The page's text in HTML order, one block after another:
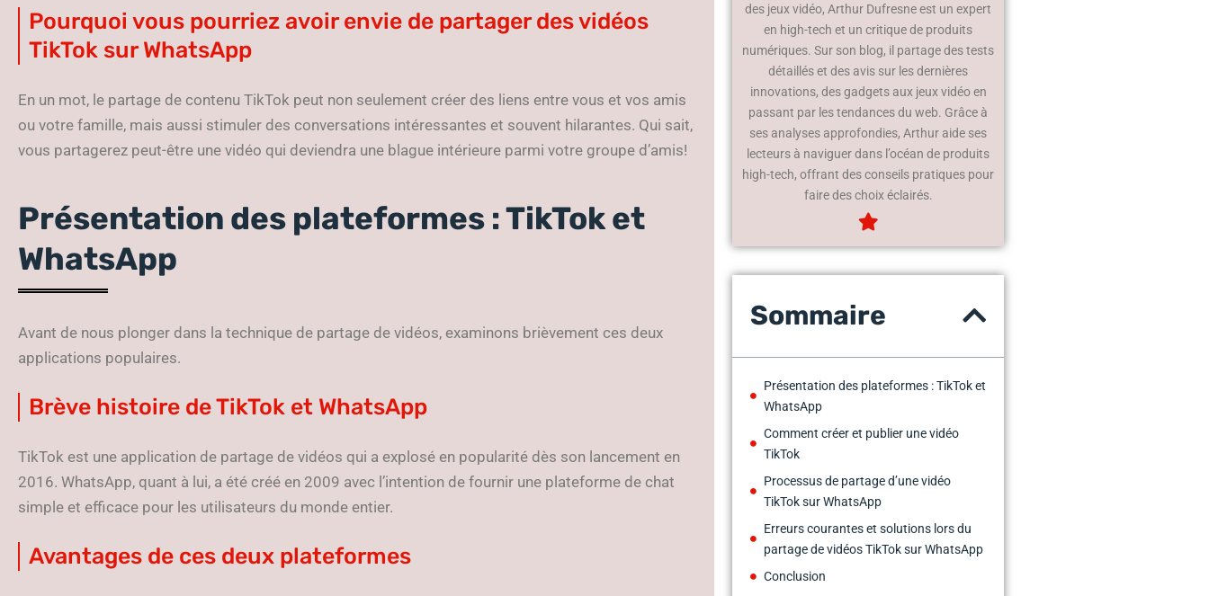
Pourquoi vous pourriez avoir envie de partager des vidéos
TikTok sur WhatsApp
En un mot, le partage de contenu TikTok peut non seulement créer des liens entre vous et vos amis
ou votre famille, mais aussi stimuler des conversations intéressantes et souvent hilarantes. Qui sait,
vous partagerez peut-être une vidéo qui deviendra une blague intérieure parmi votre groupe d’amis!
Présentation des plateformes : TikTok et
WhatsApp
Avant de nous plonger dans la technique de partage de vidéos, examinons brièvement ces deux
applications populaires.
Brève histoire de TikTok et WhatsApp
TikTok est une application de partage de vidéos qui a explosé en popularité dès son lancement en
2016. WhatsApp, quant à lui, a été créé en 2009 avec l’intention de fournir une plateforme de chat
simple et efficace pour les utilisateurs du monde entier.
Avantages de ces deux plateformes
des jeux vidéo, Arthur Dufresne est un expert
en high-tech et un critique de produits
numériques. Sur son blog, il partage des tests
détaillés et des avis sur les dernières
innovations, des gadgets aux jeux vidéo en
passant par les tendances du web. Grâce à
ses analyses approfondies, Arthur aide ses
lecteurs à naviguer dans l’océan de produits
high-tech, offrant des conseils pratiques pour
faire des choix éclairés.
Sommaire
Présentation des plateformes : TikTok et
WhatsApp
Comment créer et publier une vidéo
TikTok
Processus de partage d’une vidéo
TikTok sur WhatsApp
Erreurs courantes et solutions lors du
partage de vidéos TikTok sur WhatsApp
Conclusion